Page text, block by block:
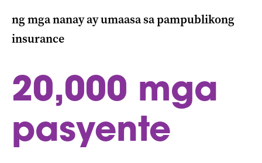
ng mga nanay ay umaasa sa pampublikong
insurance
20,000 mga
pasyente